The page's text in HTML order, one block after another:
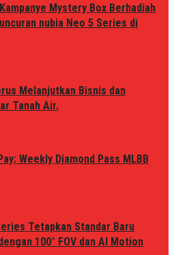
Mystery Box Berhadiah
nubia Neo 5 Series di
Melanjutkan Bisnis dan
Tanah Air.
Weekly Diamond Pass MLBB
Tetapkan Standar Baru
100° FOV dan AI Motion